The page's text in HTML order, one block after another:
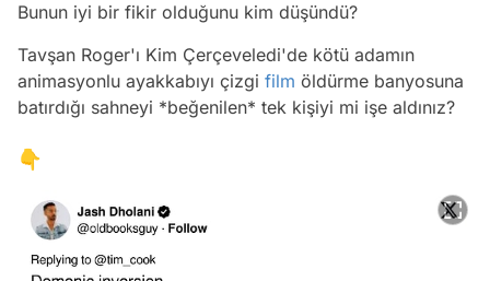
Bunun iyi bir fikir olduğunu kim düşündü?
Tavşan Roger'ı Kim Çerçeveledi'de kötü adamın
animasyonlu ayakkabıyı çizgi film öldürme banyosuna
batırdığı sahneyi *beğenilen* tek kişiyi mi işe aldınız?
👇